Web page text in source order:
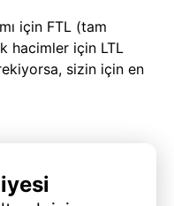
için FTL (tam
hacimler için LTL
sizin için en